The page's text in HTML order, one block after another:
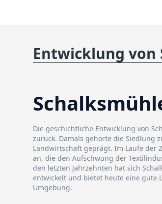
Entwicklung von
Die geschichtliche Entwicklung von
zurück. Damals gehörte die Siedlung
Landwirtschaft geprägt. Im Laufe der
an, die den Aufschwung der
den letzten Jahrzehnten hat sich
entwickelt und bietet heute eine gute
Umgebung.